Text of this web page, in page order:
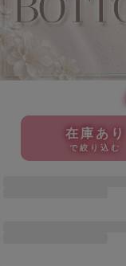
在庫あり
で絞り込む